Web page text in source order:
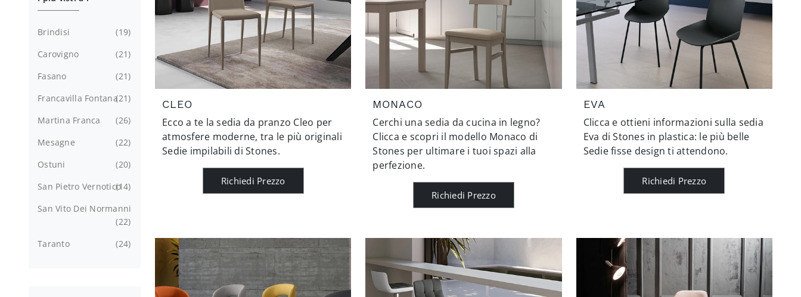
CLEO
Ecco a te la sedia da pranzo Cleo per
atmosfere moderne, tra le più originali
Sedie impilabili di Stones.
Richiedi Prezzo
MONACO
Cerchi una sedia da cucina in legno?
Clicca e scopri il modello Monaco di
Stones per ultimare i tuoi spazi alla
perfezione.
Richiedi Prezzo
EVA
Clicca e ottieni informazioni sulla sedia
Eva di Stones in plastica: le più belle
Sedie fisse design ti attendono.
Richiedi Prezzo
Brindisi
19
Carovigno
21
Fasano
21
Francavilla Fontana21
Martina Franca
26
Mesagne
22
Ostuni
20
San Pietro Vernotico14
San Vito Dei Normanni
22
Taranto
24